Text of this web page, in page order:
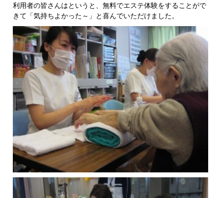
利用者の皆さんはというと、無料でエステ体験をすることがで
きて「気持ちよかった～」と喜んでいただけました。